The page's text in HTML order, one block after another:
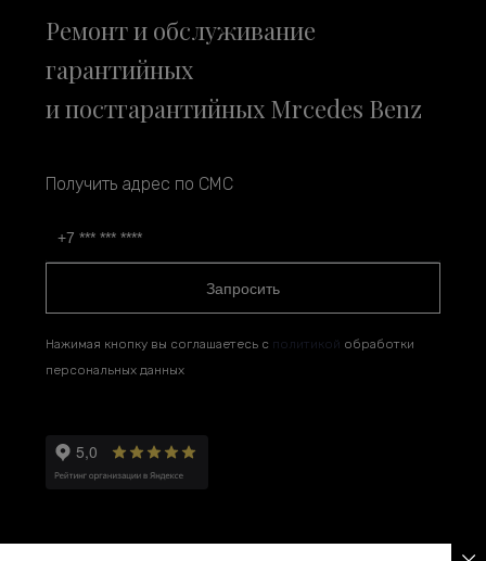
Ремонт и обслуживание
гарантийных
и постгарантийных Mrcedes Benz
Получить адрес по СМС
Запросить
Нажимая кнопку вы соглашаетесь с политикой обработки
персональных данных